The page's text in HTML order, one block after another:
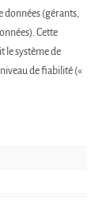
données (gérants,
Cette
le système de
de fiabilité («